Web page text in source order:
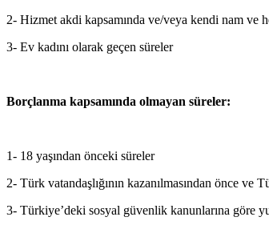
2- Hizmet akdi kapsamında ve/veya kendi nam ve
3- Ev kadını olarak geçen süreler
Borçlanma kapsamında olmayan süreler:
1- 18 yaşından önceki süreler
2- Türk vatandaşlığının kazanılmasından önce ve
3- Türkiye’deki sosyal güvenlik kanunlarına göre